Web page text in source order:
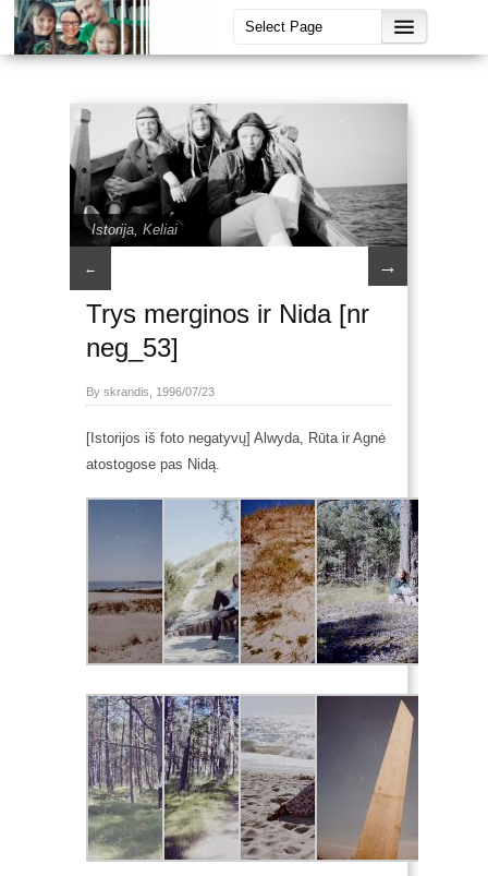
Istorija Keliai
← →
Trys merginos ir Nida [nr
neg_53]
By skrandis, 1996/07/23
[Istorijos iš foto negatyvų] Alwyda, Rūta ir Agnė
atostogose pas Nidą.